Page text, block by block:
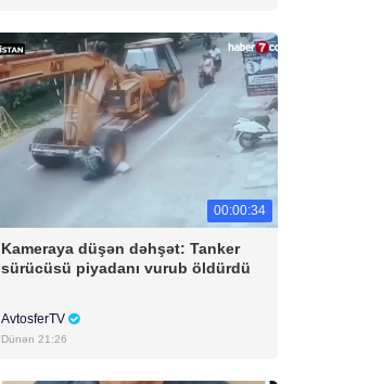
00:00:34
Kameraya düşən dəhşət: Tanker
sürücüsü piyadanı vurub öldürdü
AvtosferTV
Dünən 21:26